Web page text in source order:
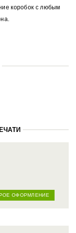
коробок с любым
ОФОРМЛЕНИЕ